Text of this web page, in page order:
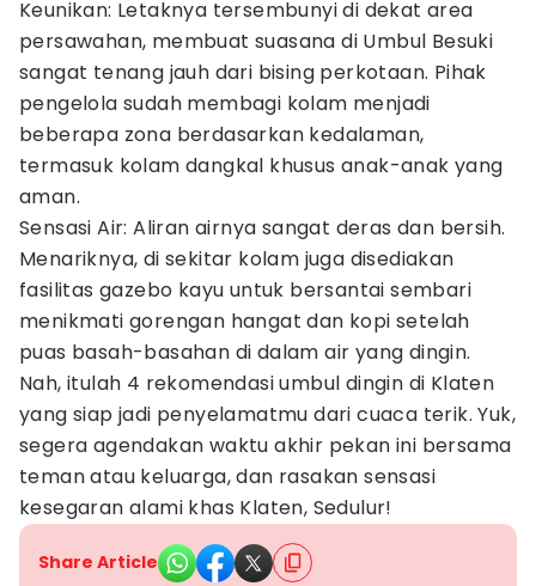
Keunikan: Letaknya tersembunyi di dekat area
persawahan, membuat suasana di Umbul Besuki
sangat tenang jauh dari bising perkotaan. Pihak
pengelola sudah membagi kolam menjadi
beberapa zona berdasarkan kedalaman,
termasuk kolam dangkal khusus anak-anak yang
aman.
Sensasi Air: Aliran airnya sangat deras dan bersih.
Menariknya, di sekitar kolam juga disediakan
fasilitas gazebo kayu untuk bersantai sembari
menikmati gorengan hangat dan kopi setelah
puas basah-basahan di dalam air yang dingin.
Nah, itulah 4 rekomendasi umbul dingin di Klaten
yang siap jadi penyelamatmu dari cuaca terik. Yuk,
segera agendakan waktu akhir pekan ini bersama
teman atau keluarga, dan rasakan sensasi
kesegaran alami khas Klaten, Sedulur!
Share Article